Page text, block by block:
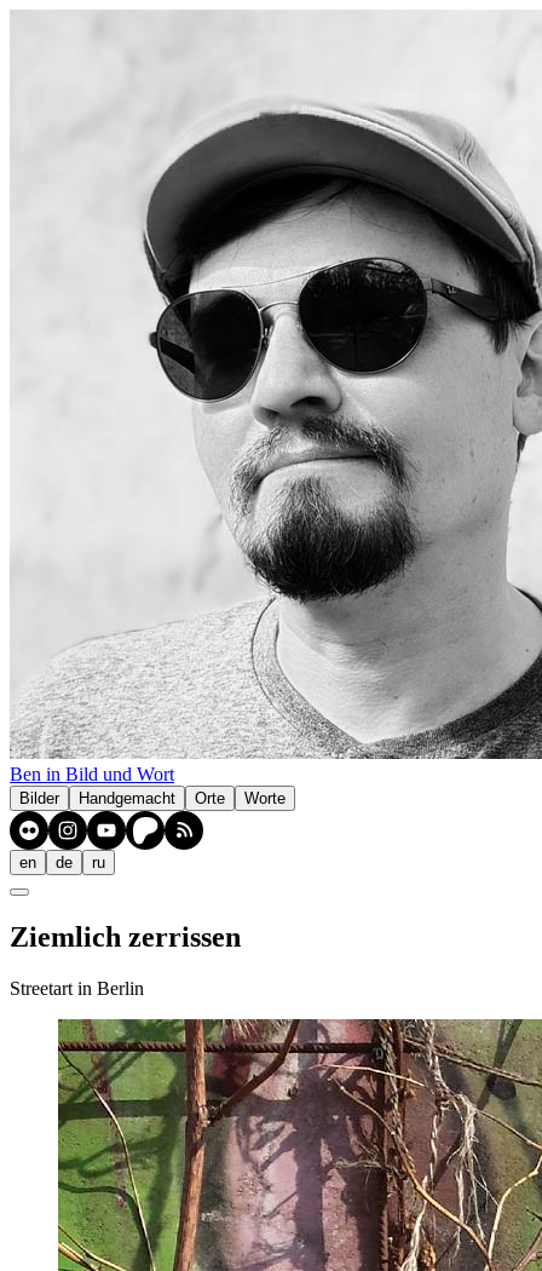
Ben in Bild und Wort
Bilder Handgemacht Orte Worte
en de ru
Ziemlich zerrissen
Streetart in Berlin